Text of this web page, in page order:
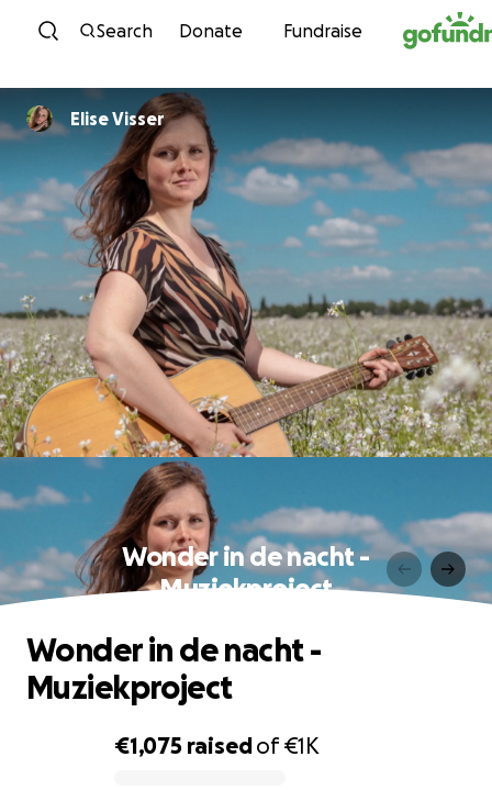
Skip to content
Search Donate Fundraise
Elise Visser
Wonder in de nacht -
Muziekproject
€1,075 raisedof€1K
Wonder in de nacht -
Muziekproject